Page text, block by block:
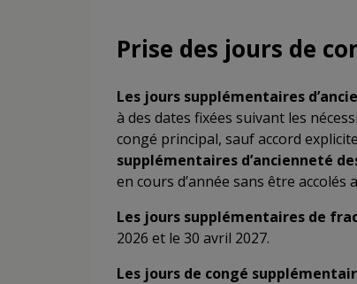
Prise des jours de
Les jours supplémentaires
à des dates fixées suivant les
congé principal, sauf accord
supplémentaires d’ancienneté
en cours d’année sans être accolés
Les jours supplémentaires de
2026 et le 30 avril 2027.
Les jours de congé